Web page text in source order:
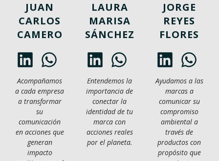
JUAN
CARLOS
CAMERO
Acompañamos
a cada empresa
a transformar
su
comunicación
en acciones que
generan
impacto
LAURA
MARISA
SÁNCHEZ
Entendemos la
importancia de
conectar la
identidad de tu
marca con
acciones reales
por el planeta.
JORGE
REYES
FLORES
Ayudamos a las
marcas a
comunicar su
compromiso
ambiental a
través de
productos con
propósito que